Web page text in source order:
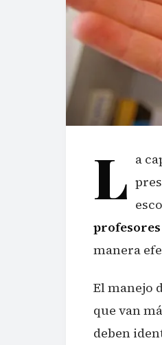
L a
manera
El manejo
que van
deben